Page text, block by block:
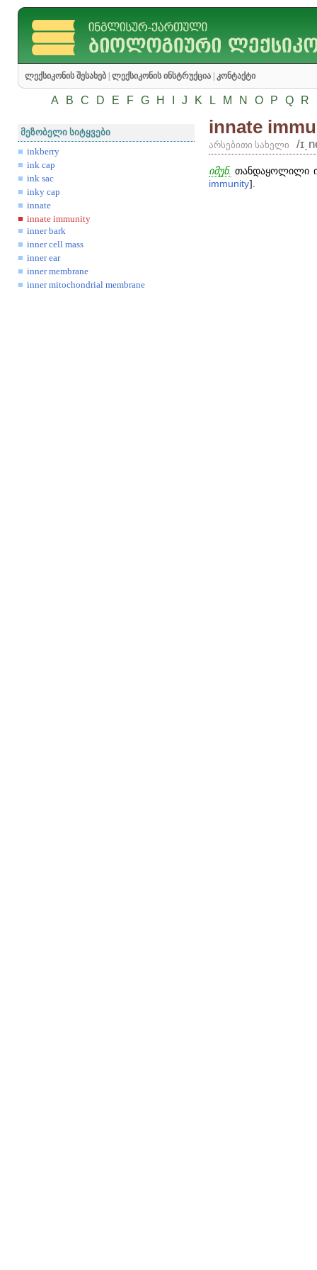
ლექსიკონის შესახებ ლექსიკონის ინსტრუქცია კონტაქტი
A B C D E F G H J K L M N O P Q R
მეზობელი სიტყვები
inkberry
ink cap
ink sac
inky cap
innate
innate immunity
inner bark
inner cell mass
inner ear
inner membrane
inner mitochondrial membrane
innate
არსებითი სახელი /
იმუნ. თანდაყოლილი
immunity].